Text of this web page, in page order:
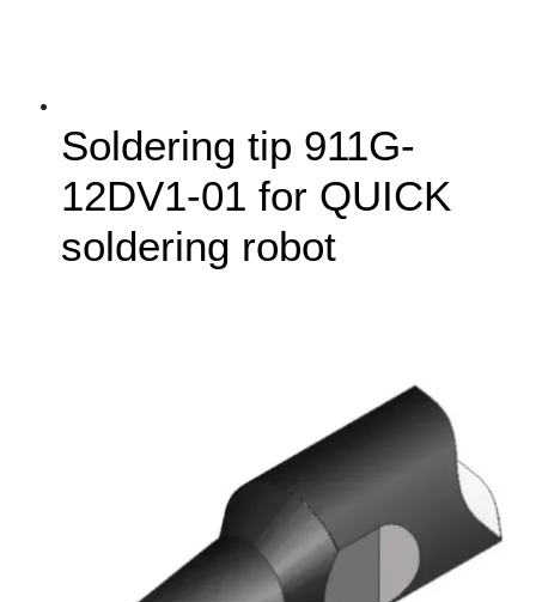
Soldering tip 911G-
12DV1-01 for QUICK
soldering robot